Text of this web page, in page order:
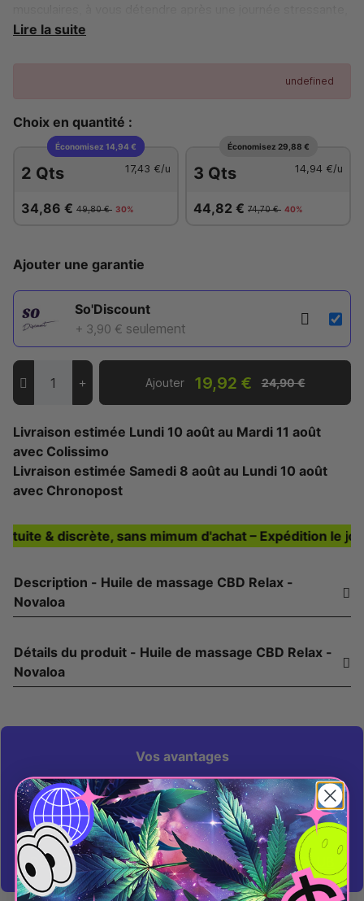
ou à améliorer votre mobilité et flexibilité musculaire, cette
Lire la suite
undefined
Choix en quantité :
Économisez 14,94 €
2 Qts 17,43 €/u
34,86 € 49,80 € 30%
Économisez 29,88 €
3 Qts 14,94 €/u
44,82 € 74,70 € 40%
Ajouter une garantie
So'Discount
+ 3,90 € seulement
Ajouter 19,92 € 24,90 €
Livraison estimée Lundi 10 août au Mardi 11 août
avec Colissimo
Livraison estimée Samedi 8 août au Lundi 10 août
avec Chronopost
& discrète, sans mimum d'achat – Expédition le
Description - Huile de massage CBD Relax -
Novaloa
Détails du produit - Huile de massage CBD Relax -
Novaloa
Vos avantages
En achetant ce produit vous pouvez obtenir
0,38 € sur votre prochain achat
Découvrez notre programme de fidélitéCBD CLUB